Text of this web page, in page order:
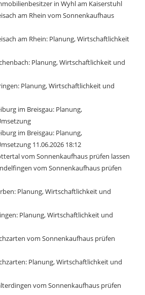
in Wyhl am Kaiserstuhl
am Rhein vom Sonnenkaufhaus
am Rhein: Planung, Wirtschaftlichkeit
Planung, Wirtschaftlichkeit und
Planung, Wirtschaftlichkeit und
im Breisgau: Planung,
im Breisgau: Planung,
11.06.2026 18:12
vom Sonnenkaufhaus prüfen lassen
vom Sonnenkaufhaus prüfen
Planung, Wirtschaftlichkeit und
Planung, Wirtschaftlichkeit und
vom Sonnenkaufhaus prüfen
Planung, Wirtschaftlichkeit und
vom Sonnenkaufhaus prüfen